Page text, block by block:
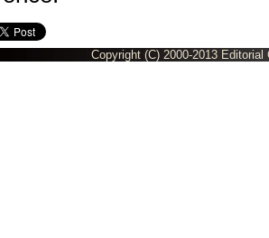
Copyright (C) 2000-2013